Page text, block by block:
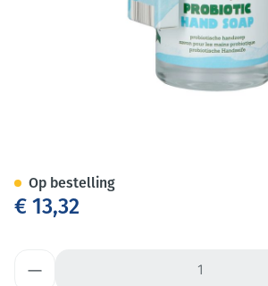
€ 13,32
Op bestelling